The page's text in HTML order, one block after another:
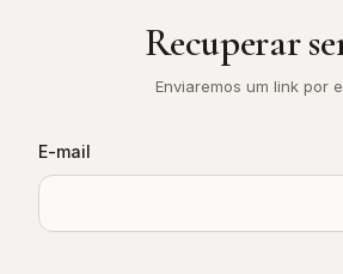
Recuperar
Enviaremos um link por
E-mail